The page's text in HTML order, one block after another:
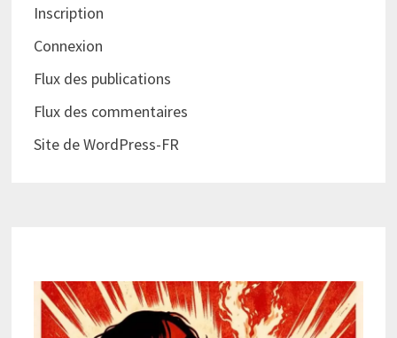
Inscription
Connexion
Flux des publications
Flux des commentaires
Site de WordPress-FR